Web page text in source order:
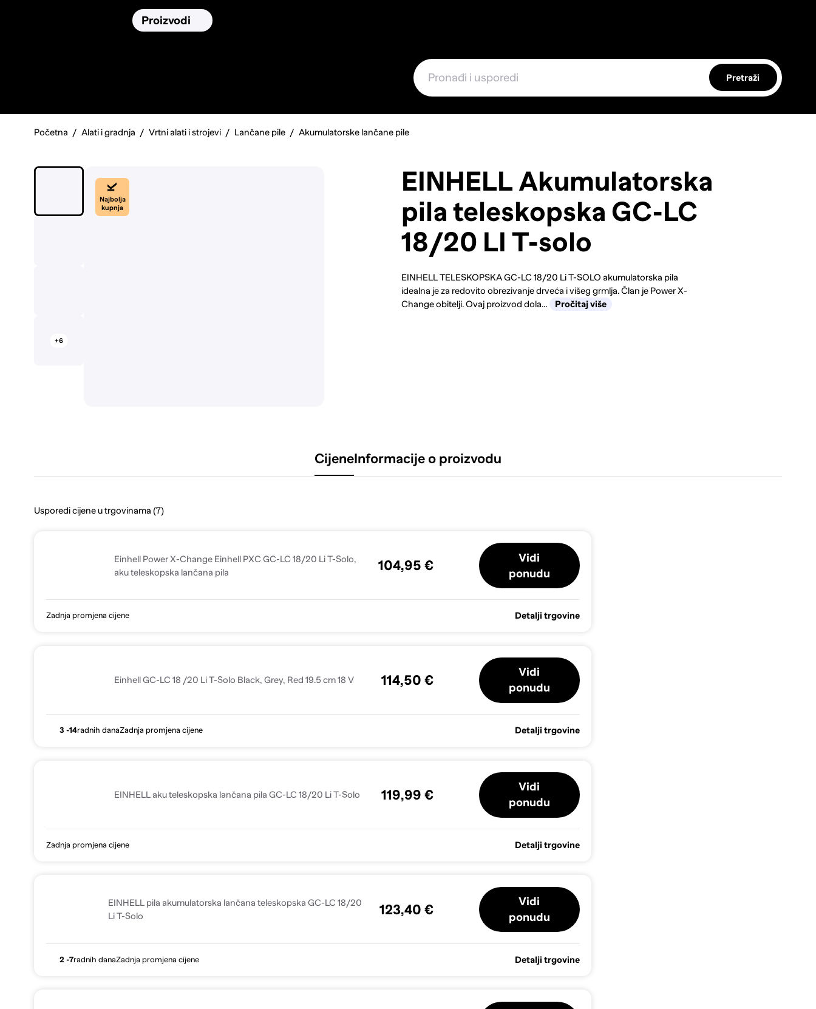
Proizvodi
Pretraži
Početna Alati i gradnja Vrtni alati i strojevi Lančane pile Akumulatorske lančane pile
+6
Najbolja
kupnja
EINHELL Akumulatorska
pila teleskopska GC-LC
18/20 LI T-solo
EINHELL TELESKOPSKA GC-LC 18/20 Li T-SOLO akumulatorska pila
idealna je za redovito obrezivanje drveća i višeg grmlja. Član je Power X-
Change obitelji. Ovaj proizvod dola…
Pročitaj više
CijeneInformacije o proizvodu
Usporedi cijene u trgovinama (7)
Einhell Power X-Change Einhell PXC GC-LC 18/20 Li T-Solo,
aku teleskopska lančana pila
104,95 €
Vidi
ponudu
Zadnja promjena cijene Detalji trgovine
Einhell GC-LC 18 /20 Li T-Solo Black, Grey, Red 19.5 cm 18 V 114,50 €
Vidi
ponudu
3 -14radnih danaZadnja promjena cijene Detalji trgovine
EINHELL aku teleskopska lančana pila GC-LC 18/20 Li T-Solo 119,99 €
Vidi
ponudu
Zadnja promjena cijene Detalji trgovine
EINHELL pila akumulatorska lančana teleskopska GC-LC 18/20
Li T-Solo
123,40 €
Vidi
ponudu
2 -7radnih danaZadnja promjena cijene Detalji trgovine